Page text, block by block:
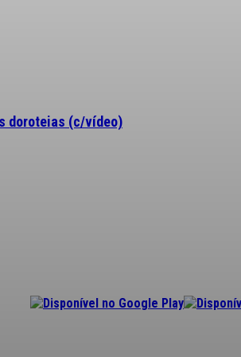
doroteias (c/vídeo)